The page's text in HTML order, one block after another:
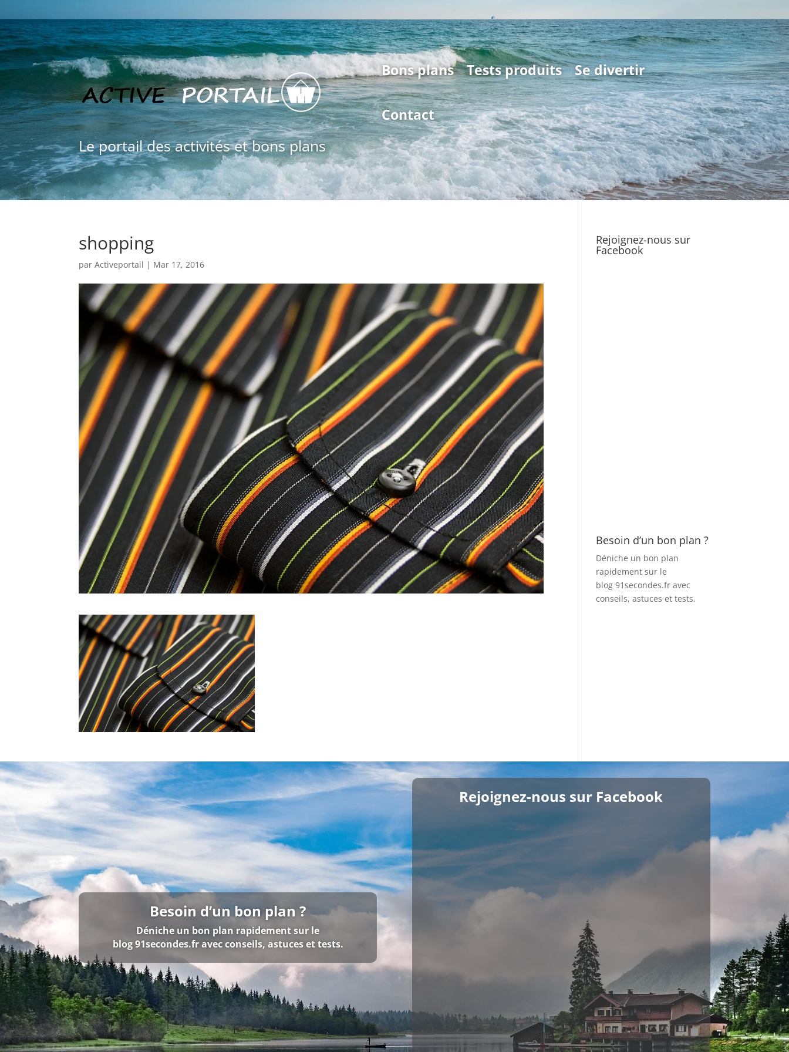
Bons plans Tests produits Se divertir
Contact
Le portail des activités et bons plans
shopping
parActiveportail | Mar 17, 2016
Rejoignez-nous sur
Facebook
Besoin d’un bon plan ?
Déniche un bon plan
rapidement sur le
blog 91secondes.fr avec
conseils, astuces et tests.
Besoin d’un bon plan ?
Déniche un bon plan rapidement sur le
blog 91secondes.fravec conseils, astuces et tests.
Rejoignez-nous sur Facebook